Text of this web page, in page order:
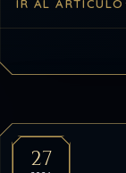
Tema: Alma y
IR AL ARTÍCULO
27